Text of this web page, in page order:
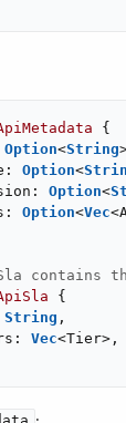
{
Option<String
Option<
Option<
Option<Vec
contains
{
String ,
Vec<Tier>,